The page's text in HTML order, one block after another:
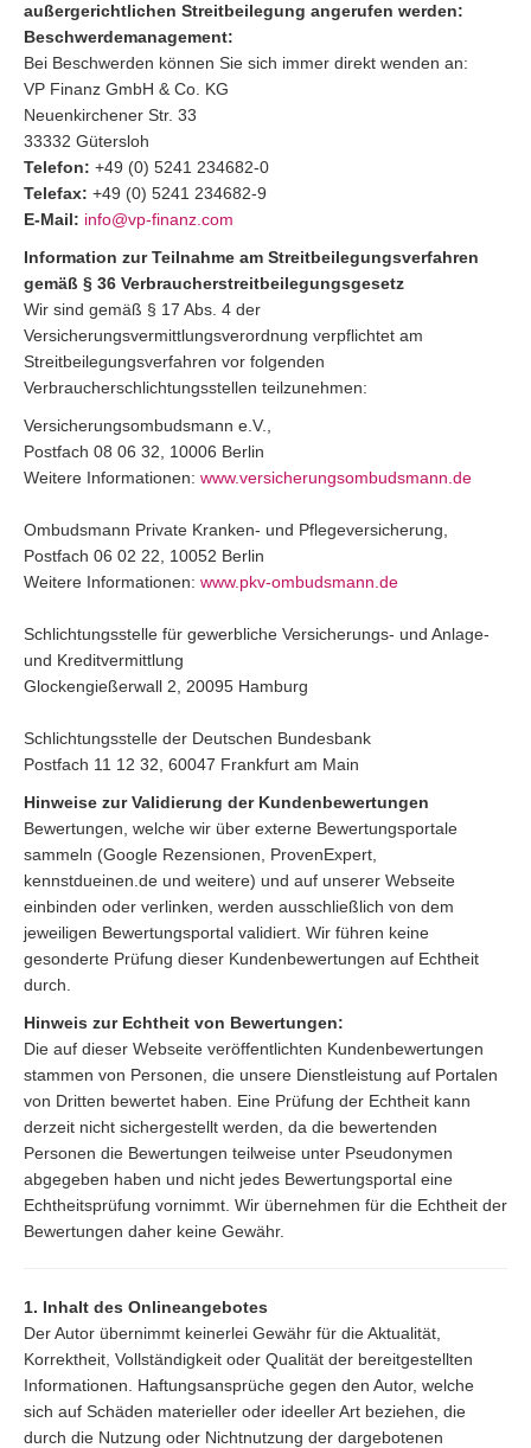
außergerichtlichen Streitbeilegung angerufen werden:
Beschwerdemanagement:
Bei Beschwerden können Sie sich immer direkt wenden an:
VP Finanz GmbH & Co. KG
Neuenkirchener Str. 33
33332 Gütersloh
Telefon: +49 (0) 5241 234682-0
Telefax: +49 (0) 5241 234682-9
E-Mail: info@vp-finanz.com
Information zur Teilnahme am Streitbeilegungsverfahren
gemäß § 36 Verbraucherstreitbeilegungsgesetz
Wir sind gemäß § 17 Abs. 4 der
Versicherungsvermittlungsverordnung verpflichtet am
Streitbeilegungsverfahren vor folgenden
Verbraucherschlichtungsstellen teilzunehmen:
Versicherungsombudsmann e.V.,
Postfach 08 06 32, 10006 Berlin
Weitere Informationen: www.versicherungsombudsmann.de
Ombudsmann Private Kranken- und Pflegeversicherung,
Postfach 06 02 22, 10052 Berlin
Weitere Informationen: www.pkv-ombudsmann.de
Schlichtungsstelle für gewerbliche Versicherungs- und Anlage-
und Kreditvermittlung
Glockengießerwall 2, 20095 Hamburg
Schlichtungsstelle der Deutschen Bundesbank
Postfach 11 12 32, 60047 Frankfurt am Main
Hinweise zur Validierung der Kundenbewertungen
Bewertungen, welche wir über externe Bewertungsportale
sammeln (Google Rezensionen, ProvenExpert,
kennstdueinen.de und weitere) und auf unserer Webseite
einbinden oder verlinken, werden ausschließlich von dem
jeweiligen Bewertungsportal validiert. Wir führen keine
gesonderte Prüfung dieser Kundenbewertungen auf Echtheit
durch.
Hinweis zur Echtheit von Bewertungen:
Die auf dieser Webseite veröffentlichten Kundenbewertungen
stammen von Personen, die unsere Dienstleistung auf Portalen
von Dritten bewertet haben. Eine Prüfung der Echtheit kann
derzeit nicht sichergestellt werden, da die bewertenden
Personen die Bewertungen teilweise unter Pseudonymen
abgegeben haben und nicht jedes Bewertungsportal eine
Echtheitsprüfung vornimmt. Wir übernehmen für die Echtheit der
Bewertungen daher keine Gewähr.
1. Inhalt des Onlineangebotes
Der Autor übernimmt keinerlei Gewähr für die Aktualität,
Korrektheit, Vollständigkeit oder Qualität der bereitgestellten
Informationen. Haftungsansprüche gegen den Autor, welche
sich auf Schäden materieller oder ideeller Art beziehen, die
durch die Nutzung oder Nichtnutzung der dargebotenen